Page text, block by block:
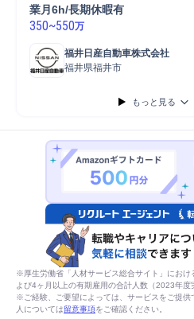
業月6h/長期休暇有
350~550万
福井日産自動車株式会社
福井県福井市
もっと見る
※厚生労働省「人材サービス総合サイト」におけ
よび4ヶ月以上の有期雇用の合計人数（2023年
※ご経験、ご要望によっては、サービスをご提
人については留意事項をご確認ください。